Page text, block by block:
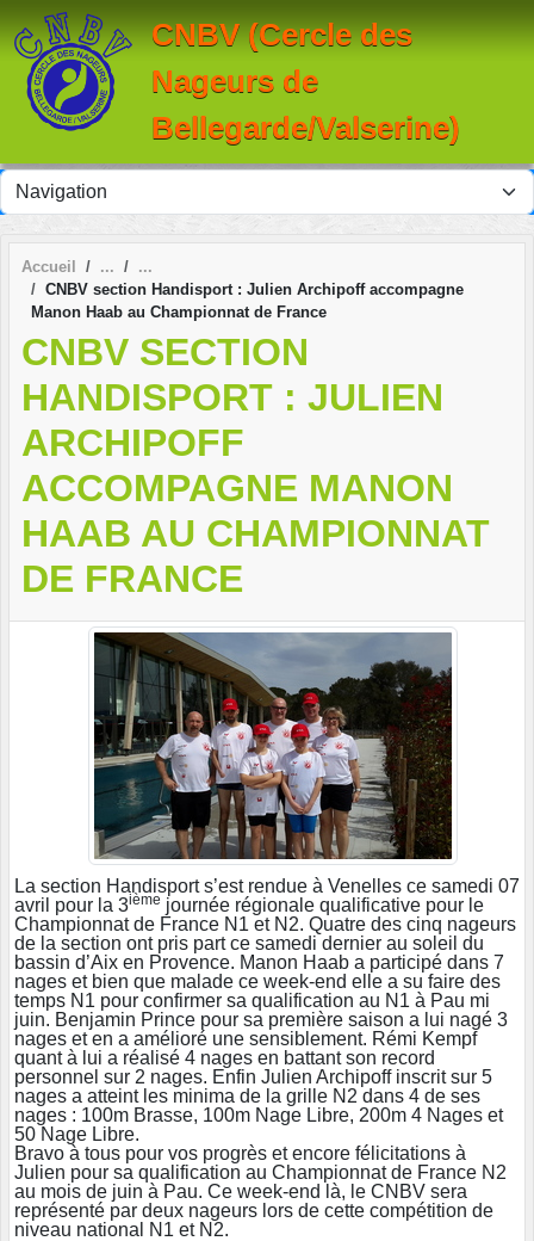
CNBV (Cercle des
Nageurs de
Bellegarde/Valserine)
Accueil
CNBV section Handisport : Julien Archipoff accompagne
Manon Haab au Championnat de France
CNBV SECTION
HANDISPORT : JULIEN
ARCHIPOFF
ACCOMPAGNE MANON
HAAB AU CHAMPIONNAT
DE FRANCE
La section Handisport s’est rendue à Venelles ce samedi 07
avril pour la 3ième journée régionale qualificative pour le
Championnat de France N1 et N2. Quatre des cinq nageurs
de la section ont pris part ce samedi dernier au soleil du
bassin d’Aix en Provence. Manon Haab a participé dans 7
nages et bien que malade ce week-end elle a su faire des
temps N1 pour confirmer sa qualification au N1 à Pau mi
juin. Benjamin Prince pour sa première saison a lui nagé 3
nages et en a amélioré une sensiblement. Rémi Kempf
quant à lui a réalisé 4 nages en battant son record
personnel sur 2 nages. Enfin Julien Archipoff inscrit sur 5
nages a atteint les minima de la grille N2 dans 4 de ses
nages : 100m Brasse, 100m Nage Libre, 200m 4 Nages et
50 Nage Libre.
Bravo à tous pour vos progrès et encore félicitations à
Julien pour sa qualification au Championnat de France N2
au mois de juin à Pau. Ce week-end là, le CNBV sera
représenté par deux nageurs lors de cette compétition de
niveau national N1 et N2.
Panneau de gestion des cookies